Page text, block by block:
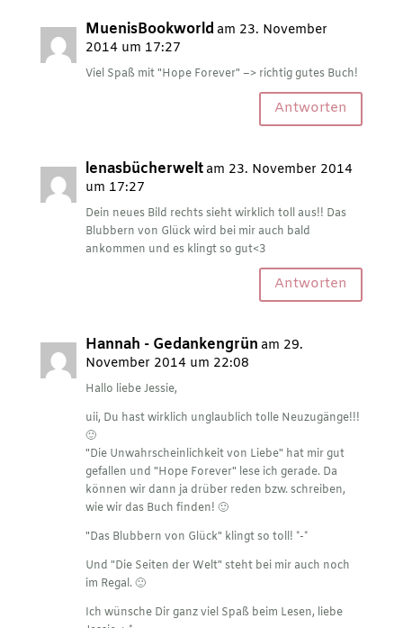
MuenisBookworld am 23. November
2014 um 17:27
Viel Spaß mit "Hope Forever" –> richtig gutes Buch!
Antworten
lenasbücherwelt am 23. November 2014
um 17:27
Dein neues Bild rechts sieht wirklich toll aus!! Das
Blubbern von Glück wird bei mir auch bald
ankommen und es klingt so gut<3
Antworten
Hannah - Gedankengrün am 29.
November 2014 um 22:08
Hallo liebe Jessie,
uii, Du hast wirklich unglaublich tolle Neuzugänge!!!
🙂
"Die Unwahrscheinlichkeit von Liebe" hat mir gut
gefallen und "Hope Forever" lese ich gerade. Da
können wir dann ja drüber reden bzw. schreiben,
wie wir das Buch finden! 🙂
"Das Blubbern von Glück" klingt so toll! *-*
Und "Die Seiten der Welt" steht bei mir auch noch
im Regal. 🙂
Ich wünsche Dir ganz viel Spaß beim Lesen, liebe